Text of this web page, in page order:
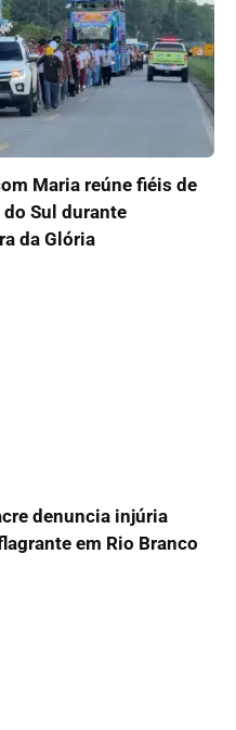
Maria reúne fiéis de
Sul durante
da Glória
denuncia injúria
em Rio Branco